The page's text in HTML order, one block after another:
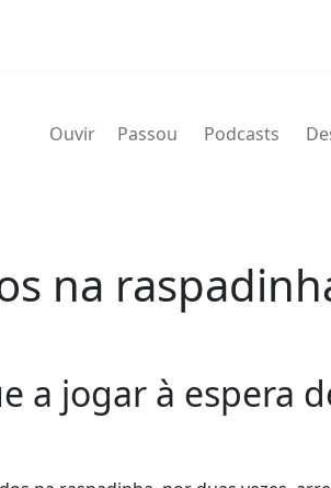
Ouvir Passou Podcasts
na
a jogar à espera